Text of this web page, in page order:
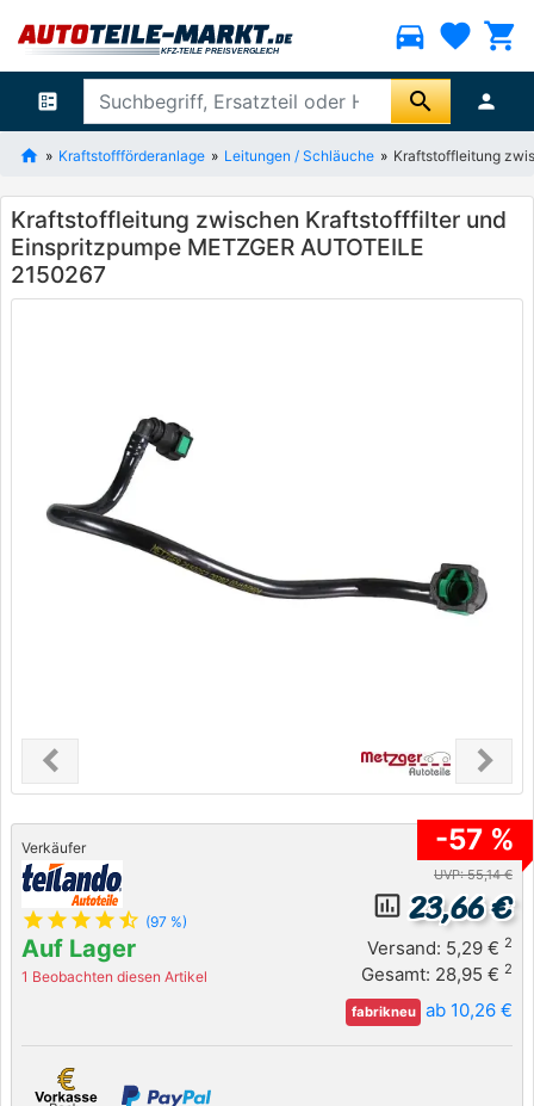
directions_car favorite shopping_cart
ballot search person
Kraftstoffförderanlage Leitungen / Schläuche Kraftstoffleitung
Kraftstoffleitung zwischen Kraftstofffilter und
Einspritzpumpe METZGER AUTOTEILE
2150267
chevron_leftPrevious chevron_right
Next
Verkäufer
star star star star star_half (97 %)
Auf Lager
1 Beobachten diesen Artikel
-57 %
UVP: 55,14 €
insert_chart_outlined 23,66 €
Versand: 5,29 € 2
Gesamt: 28,95 € 2
fabrikneu ab 10,26 €